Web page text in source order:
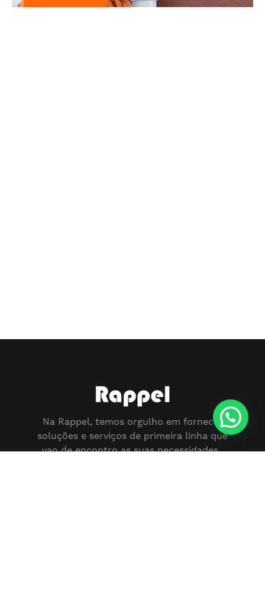
Na Rappel, temos orgulho em fornecer
soluções e serviços de primeira linha que
vao de encontro as suas necessidades.